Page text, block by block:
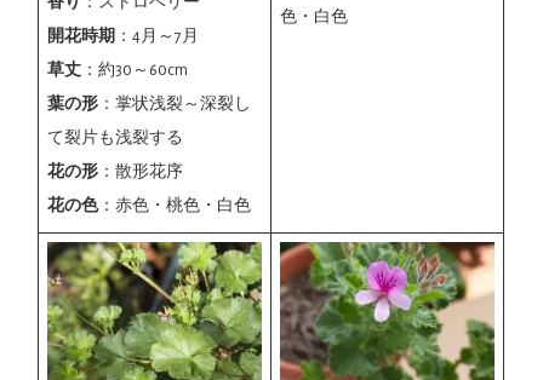
開花時期 ：4月～7月
草丈 ：約30～60cm
葉の形 ：掌状浅裂～深裂し
て裂片も浅裂する
花の形 ：散形花序
花の色：赤色・桃色・白色
色・白色